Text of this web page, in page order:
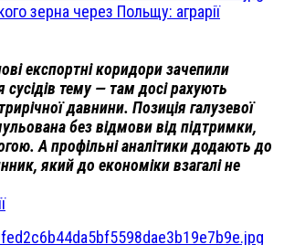
зерна через Польщу: аграрії
експортні коридори зачепили
тему — там досі рахують
давнини. Позиція галузевої
без відмови від підтримки,
А профільні аналітики додають до
який до економіки взагалі не